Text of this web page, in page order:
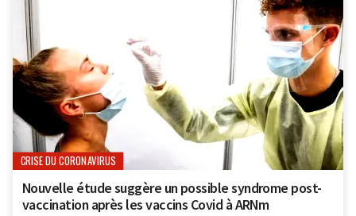
CRISE DU CORONAVIRUS
Nouvelle étude suggère un possible syndrome post-
vaccination après les vaccins Covid à ARNm